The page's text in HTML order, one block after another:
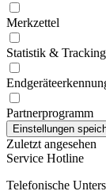
Merkzettel
Statistik & Tracking
Partnerprogramm
Zuletzt angesehen
Service Hotline
Telefonische